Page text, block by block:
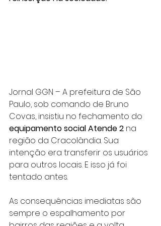
Jornal GGN – A prefeitura de São
Paulo, sob comando de Bruno
Covas, insistiu no fechamento do
equipamento social Atende 2 na
região da Cracolândia. Sua
intenção era transferir os usuários
para outros locais. E isso já foi
tentado antes.
As consequências imediatas são
sempre o espalhamento por